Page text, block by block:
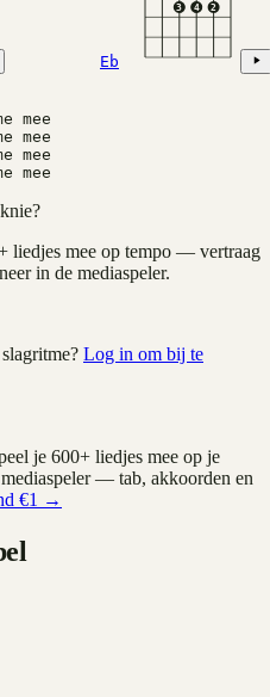
Eb
3 4 2
mee
mee
mee
mee
liedjes mee op tempo — vertraag
in de mediaspeler.
Log in om bij te
je 600+ liedjes mee op je
— tab, akkoorden en
€1 →